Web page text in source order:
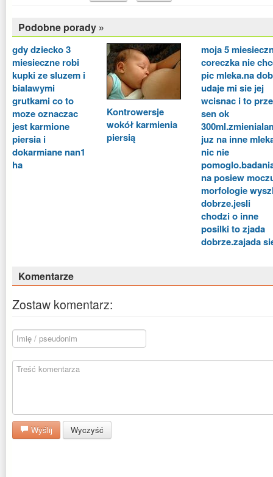
Podobne porady »
gdy dziecko 3
miesieczne robi
kupki ze sluzem i
bialawymi
grutkami co to
moze oznaczac
jest karmione
piersia i
dokarmiane nan1
ha
Kontrowersje
wokół karmienia
piersią
moja 5
coreczka nie
pic mleka.na
udaje mi sie jej
wcisnac i to
sen ok
juz na inne
nic nie
na posiew
morfologie
dobrze.jesli
chodzi o inne
posilki to zjada
dobrze.zajada
Komentarze
Zostaw komentarz:
Wyślij Wyczyść